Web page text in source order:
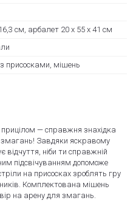
см, арбалет 20 х 55 х 41 см
присосками, мішень
— справжня знахідка
змагань! Завдяки яскравому
відчуття, ніби ти справжній
підсвічуванням допоможе
на присосках зроблять гру
Комплектована мішень
на арену для змагань.